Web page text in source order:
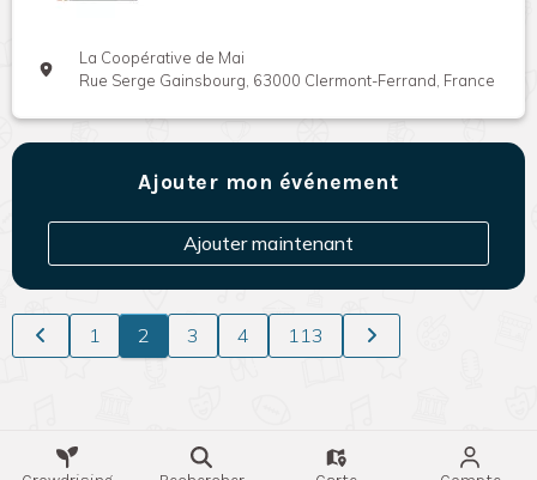
La Coopérative de Mai
Rue Serge Gainsbourg, 63000 Clermont-Ferrand, France
Ajouter mon événement
Ajouter maintenant
1 2 3 4 113